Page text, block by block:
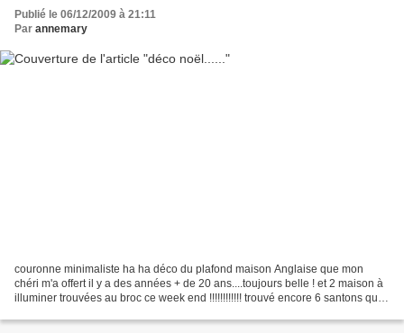
Publié le 06/12/2009 à 21:11
Par annemary
couronne minimaliste ha ha déco du plafond maison Anglaise que mon
chéri m'a offert il y a des années + de 20 ans....toujours belle ! et 2 maison à
illuminer trouvées au broc ce week end !!!!!!!!!!!! trouvé encore 6 santons qui